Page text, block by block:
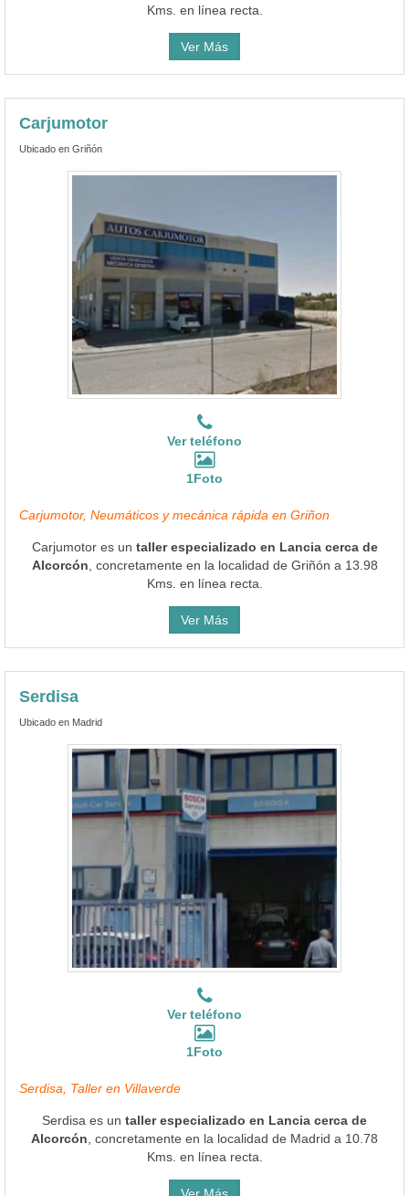
Kms. en línea recta.
Ver Más
Carjumotor
Ubicado en Griñón
Ver teléfono
1Foto
Carjumotor, Neumáticos y mecánica rápida en Griñon
Carjumotor es un taller especializado en Lancia cerca de
Alcorcón , concretamente en la localidad de Griñón a 13.98
Kms. en línea recta.
Ver Más
Serdisa
Ubicado en Madrid
Ver teléfono
1Foto
Serdisa, Taller en Villaverde
Serdisa es un taller especializado en Lancia cerca de
Alcorcón , concretamente en la localidad de Madrid a 10.78
Kms. en línea recta.
Ver Más